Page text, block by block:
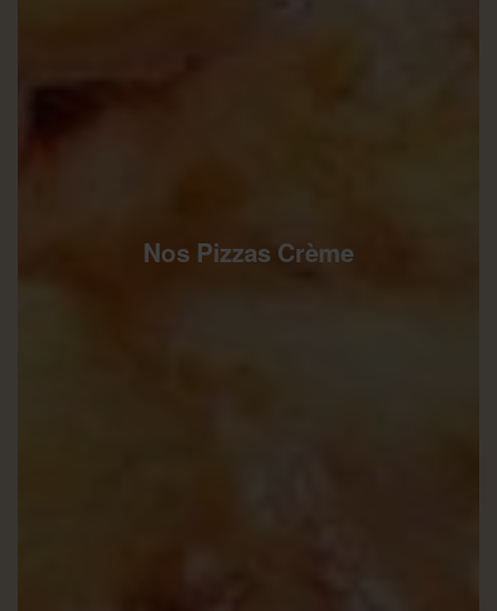
Nos Pizzas Crème